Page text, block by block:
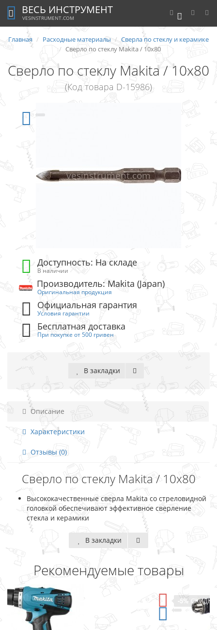
0
ВЕСЬ ИНСТРУМЕНТ
VESINSTRUMENT.COM
Главная Расходные материалы
Сверла по стеклу и керамике
Сверло по стеклу Makita / 10х80
Сверло по стеклу Makita / 10х80
(Код товара D-15986)
Доступность: На складе
В наличии
Производитель: Makita (Japan)
Оригинальная продукция
Официальная гарантия
Условия гарантии
Бесплатная доставка
При покупке от 500 гривен
В закладки
Описание
Характеристики
Отзывы (0)
Сверло по стеклу Makita / 10х80
Высококачественные сверла Makita со стреловидной
головкой обеспечивают эффективное сверление
стекла и керамики
В закладки
Рекомендуемые товары
-5%